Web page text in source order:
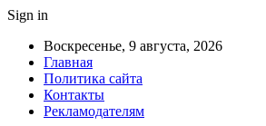
Sign in
Воскресенье, 9 августа, 2026
Главная
Политика сайта
Контакты
Рекламодателям